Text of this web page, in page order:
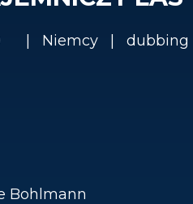
Niemcy dubbing
Bohlmann